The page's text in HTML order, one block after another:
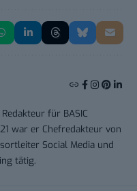
für BASIC
war er Chefredakteur von
Social Media und
tätig.